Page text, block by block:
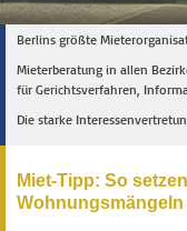
Berlins größte
Mieterberatung in allen
für Gerichtsverfahren,
Die starke
Miet-Tipp: So